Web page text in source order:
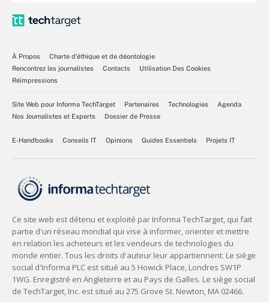
À Propos
Charte d’éthique et de déontologie
Rencontrez les journalistes
Contacts
Utilisation Des Cookies
Réimpressions
Site Web pour Informa TechTarget Partenaires Technologies
Agenda
Nos Journalistes et Experts
Dossier de Presse
E-Handbooks Conseils IT Opinions Guides Essentiels Projets IT